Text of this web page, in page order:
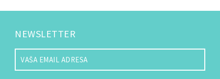
NEWSLETTER